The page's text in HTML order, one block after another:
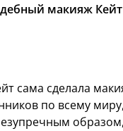
макияж
сама сделала
по всему